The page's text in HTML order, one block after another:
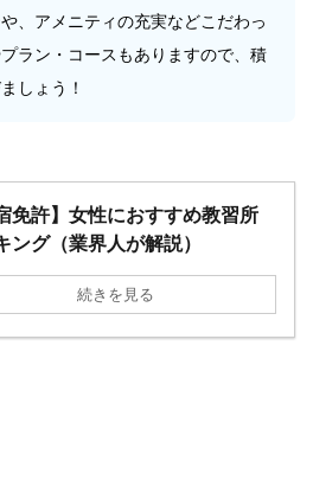
、アメニティの充実などこだわっ
ラン・コースもありますので、積
しょう！
免許】女性におすすめ教習所
ング（業界人が解説）
続きを見る